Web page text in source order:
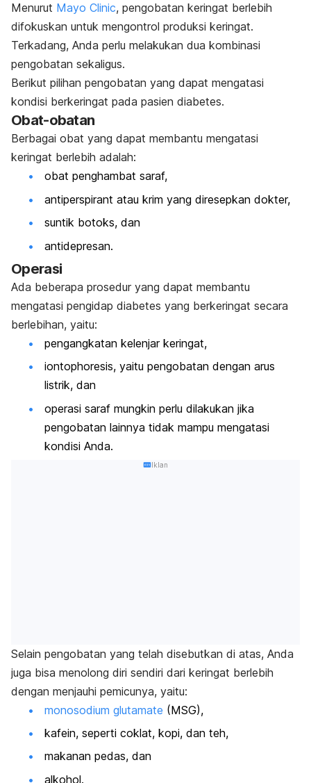
Menurut Mayo Clinic, pengobatan keringat berlebih
difokuskan untuk mengontrol produksi keringat.
Terkadang, Anda perlu melakukan dua kombinasi
pengobatan sekaligus.
Berikut pilihan pengobatan yang dapat mengatasi
kondisi berkeringat pada pasien diabetes.
Obat-obatan
Berbagai obat yang dapat membantu mengatasi
keringat berlebih adalah:
obat penghambat saraf,
antiperspirant atau krim yang diresepkan dokter,
suntik botoks, dan
antidepresan.
Operasi
Ada beberapa prosedur yang dapat membantu
mengatasi pengidap diabetes yang berkeringat secara
berlebihan, yaitu:
pengangkatan kelenjar keringat,
iontophoresis, yaitu pengobatan dengan arus
listrik, dan
operasi saraf mungkin perlu dilakukan jika
pengobatan lainnya tidak mampu mengatasi
kondisi Anda.
Iklan
Selain pengobatan yang telah disebutkan di atas, Anda
juga bisa menolong diri sendiri dari keringat berlebih
dengan menjauhi pemicunya, yaitu:
monosodium glutamate (MSG),
kafein, seperti coklat, kopi, dan teh,
makanan pedas, dan
alkohol.